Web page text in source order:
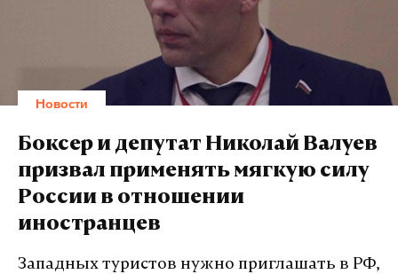
задач. Также значимую роль играют городские
площадки, которые привлекают интерес
не только жителей, но и гостей столицы», —
говорится в сообщении.
Исследование показывает, что тема патриотизма
в Москве имеет сложную структуру и включает в
себя исторический, культурный,
образовательный и символический элементы.
Основное внимание уделяется памяти о Великой
Отечественной войне и значимых событиях
Новости
Боксер и депутат Николай Валуев
призвал применять мягкую силу
России в отношении
иностранцев
Западных туристов нужно приглашать в РФ,